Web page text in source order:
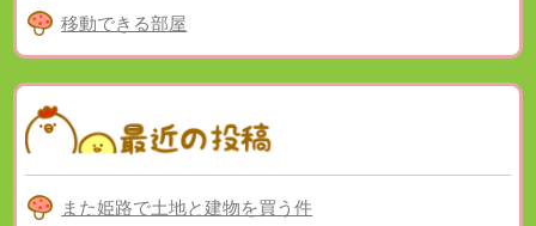
移動できる部屋
また姫路で土地と建物を買う件